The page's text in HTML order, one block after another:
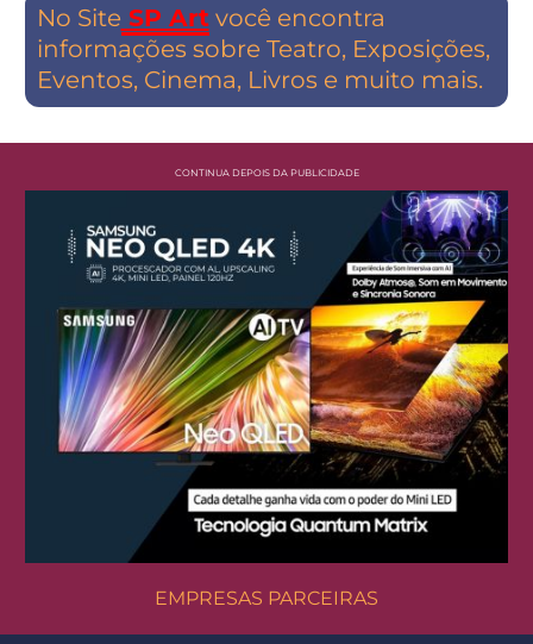
No Site SP Artvocê encontra
informações sobre Teatro, Exposições,
Eventos, Cinema, Livros e muito mais.
CONTINUA DEPOIS DA PUBLICIDADE
EMPRESAS PARCEIRAS